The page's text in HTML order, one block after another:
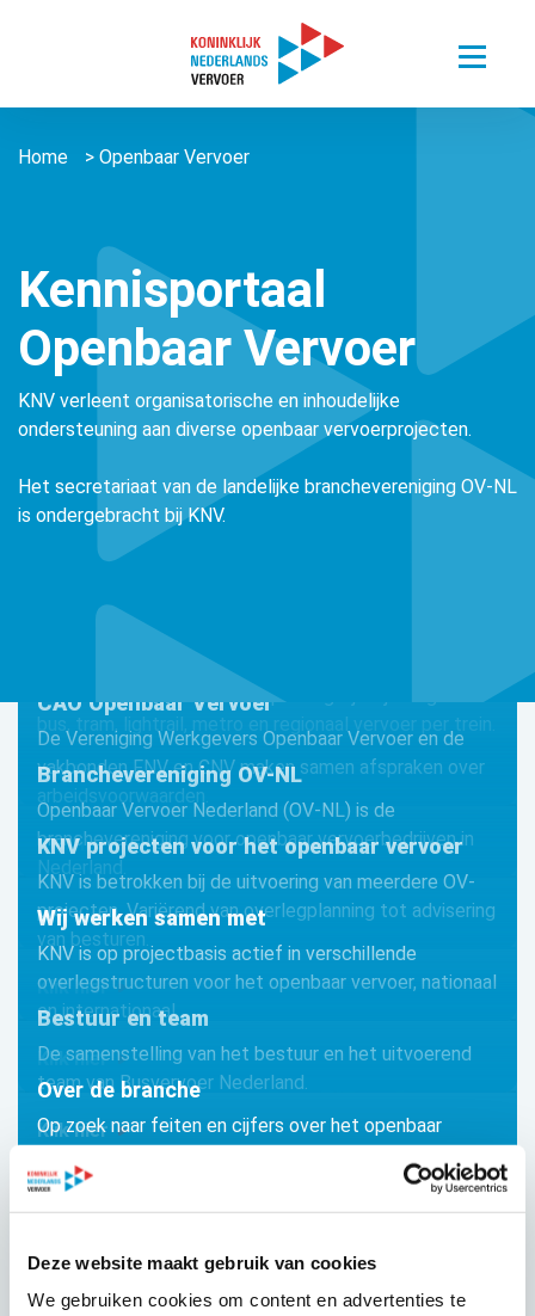
Deze website maakt gebruik van cookies
We gebruiken cookies om content en advertenties te
Toggle
belang van personenvervoer
en Taxi
Vervoer
Mobility
stichtingen en verenigingen
Over ons
ons
us ǀ English
worden
Agenda
Kennisportaal
en Taxi
Contact
Lid worden
Home > Openbaar Vervoer
Kennisportaal
Openbaar Vervoer
KNV verleent organisatorische en inhoudelijke
ondersteuning aan diverse openbaar vervoerprojecten.
Het secretariaat van de landelijke branchevereniging OV-NL
is ondergebracht bij KNV.
Algemene vervoervoorwaarden stads- en
De voorwaarden die van toepassing zijn bij het gebruik
bus, tram, lightrail, metro en regionaal vervoer per trein.
Klik hier
CAO Openbaar Vervoer
De Vereniging Werkgevers Openbaar Vervoer en de
vakbonden FNV en CNV maken samen afspraken over
arbeidsvoorwaarden.
Klik hier
Branchevereniging OV-NL
Openbaar Vervoer Nederland (OV-NL) is de
branchevereniging voor openbaar vervoerbedrijven in
Nederland.
Klik hier
KNV projecten voor het openbaar vervoer
KNV is betrokken bij de uitvoering van meerdere OV-
projecten. Variërend van overlegplanning tot advisering
van besturen.
Klik hier
Wij werken samen met
KNV is op projectbasis actief in verschillende
overlegstructuren voor het openbaar vervoer, nationaal
en internationaal.
Klik hier
Bestuur en team
De samenstelling van het bestuur en het uitvoerend
team van Busvervoer Nederland.
Klik hier
Over de branche
Op zoek naar feiten en cijfers over het openbaar